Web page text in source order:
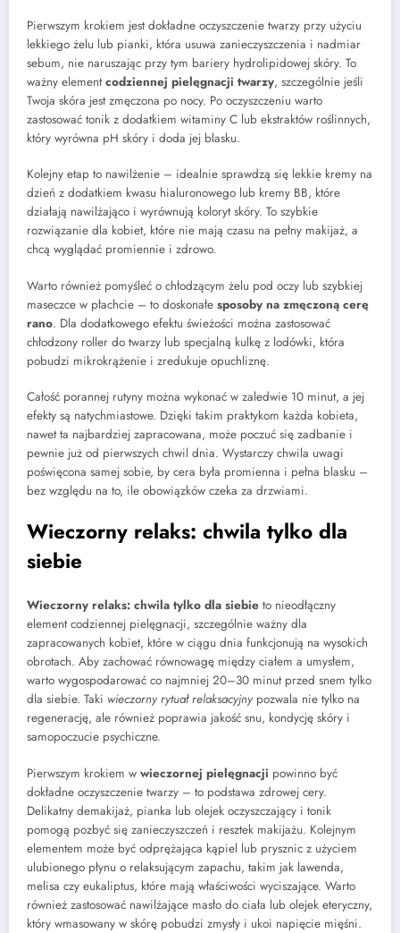
Pierwszym krokiem jest dokładne oczyszczenie twarzy przy użyciu
lekkiego żelu lub pianki, która usuwa zanieczyszczenia i nadmiar
sebum, nie naruszając przy tym bariery hydrolipidowej skóry. To
ważny elementcodziennej pielęgnacji twarzy, szczególnie jeśli
Twoja skóra jest zmęczona po nocy. Po oczyszczeniu warto
zastosować tonik z dodatkiem witaminy C lub ekstraktów roślinnych,
który wyrówna pH skóry i doda jej blasku.
Kolejny etap to nawilżenie – idealnie sprawdzą się lekkie kremy na
dzień z dodatkiem kwasu hialuronowego lub kremy BB, które
działają nawilżająco i wyrównują koloryt skóry. To szybkie
rozwiązanie dla kobiet, które nie mają czasu na pełny makijaż, a
chcą wyglądać promiennie i zdrowo.
Warto również pomyśleć o chłodzącym żelu pod oczy lub szybkiej
maseczce w płachcie – to doskonałe sposoby na zmęczoną cerę
rano. Dla dodatkowego efektu świeżości można zastosować
chłodzony roller do twarzy lub specjalną kulkę z lodówki, która
pobudzi mikrokrążenie i zredukuje opuchliznę.
Całość porannej rutyny można wykonać w zaledwie 10 minut, a jej
efekty są natychmiastowe. Dzięki takim praktykom każda kobieta,
nawet ta najbardziej zapracowana, może poczuć się zadbanie i
pewnie już od pierwszych chwil dnia. Wystarczy chwila uwagi
poświęcona samej sobie, by cera była promienna i pełna blasku –
bez względu na to, ile obowiązków czeka za drzwiami.
Wieczorny relaks: chwila tylko dla
siebie
Wieczorny relaks: chwila tylko dla siebie to nieodłączny
element codziennej pielęgnacji, szczególnie ważny dla
zapracowanych kobiet, które w ciągu dnia funkcjonują na wysokich
obrotach. Aby zachować równowagę między ciałem a umysłem,
warto wygospodarować co najmniej 20–30 minut przed snem tylko
dla siebie. Taki wieczorny rytuał relaksacyjny pozwala nie tylko na
regenerację, ale również poprawia jakość snu, kondycję skóry i
samopoczucie psychiczne.
Pierwszym krokiem w wieczornej pielęgnacji powinno być
dokładne oczyszczenie twarzy – to podstawa zdrowej cery.
Delikatny demakijaż, pianka lub olejek oczyszczający i tonik
pomogą pozbyć się zanieczyszczeń i resztek makijażu. Kolejnym
elementem może być odprężająca kąpiel lub prysznic z użyciem
ulubionego płynu o relaksującym zapachu, takim jak lawenda,
melisa czy eukaliptus, które mają właściwości wyciszające. Warto
również zastosować nawilżające masło do ciała lub olejek eteryczny,
który wmasowany w skórę pobudzi zmysły i ukoi napięcie mięśni.